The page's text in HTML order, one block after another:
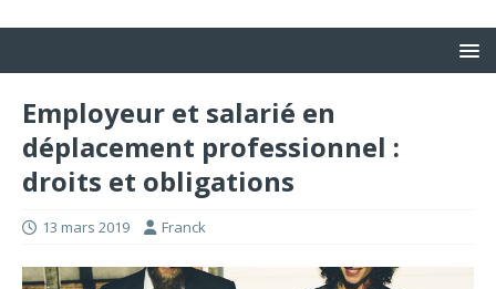
Employeur et salarié en
déplacement professionnel :
droits et obligations
13 mars 2019 Franck